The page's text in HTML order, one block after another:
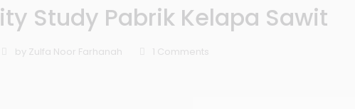
Study Pabrik Kelapa Sawit
by Zulfa Noor Farhanah 1 Comments